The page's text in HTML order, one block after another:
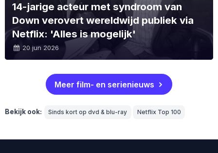
14-jarige acteur met syndroom van
Down verovert wereldwijd publiek via
Netflix: 'Alles is mogelijk'
20 jun 2026
Meer film- en serienieuws
Bekijk ook: Sinds kort op dvd & blu-ray Netflix Top 100